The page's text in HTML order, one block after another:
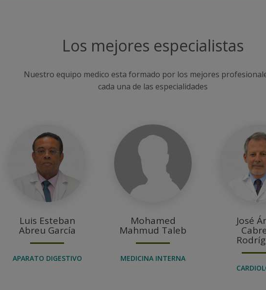
Los mejores especialistas
Nuestro equipo medico esta formado por los mejores
cada una de las especialidades
Luis Esteban
Abreu García
APARATO DIGESTIVO
Mohamed
Mahmud Taleb
MEDICINA INTERNA
José